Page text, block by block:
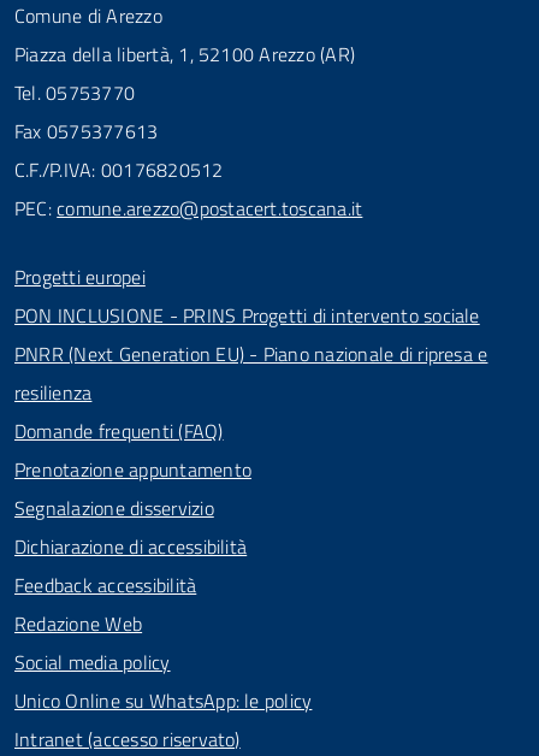
Comune di Arezzo
Piazza della libertà, 1, 52100 Arezzo (AR)
Tel. 05753770
Fax 0575377613
C.F./P.IVA: 00176820512
PEC:comune.arezzo@postacert.toscana.it
Progetti europei
PON INCLUSIONE - PRINS Progetti di intervento sociale
PNRR (Next Generation EU) - Piano nazionale di ripresa e
resilienza
Domande frequenti (FAQ)
Prenotazione appuntamento
Segnalazione disservizio
Dichiarazione di accessibilità
Feedback accessibilità
Redazione Web
Social media policy
Unico Online su WhatsApp: le policy
Intranet (accesso riservato)